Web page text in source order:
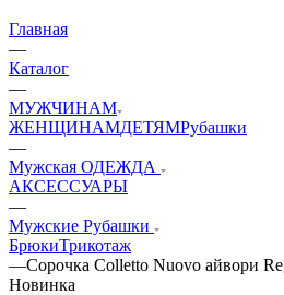
Главная
—
Каталог
—
МУЖЧИНАМ
ЖЕНЩИНАМДЕТЯМРубашки
—
Мужская ОДЕЖДА
АКСЕССУАРЫ
—
Мужские Рубашки
БрюкиТрикотаж
—Сорочка Colletto Nuovo айвори
Новинка